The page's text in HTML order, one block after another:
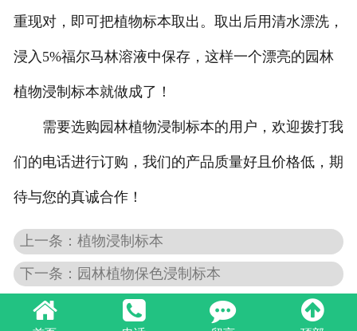
重现对，即可把植物标本取出。取出后用清水漂洗，
浸入5%福尔马林溶液中保存，这样一个漂亮的园林
植物浸制标本就做成了！
需要选购园林植物浸制标本的用户，欢迎拨打我
们的电话进行订购，我们的产品质量好且价格低，期
待与您的真诚合作！
上一条：植物浸制标本
下一条：园林植物保色浸制标本